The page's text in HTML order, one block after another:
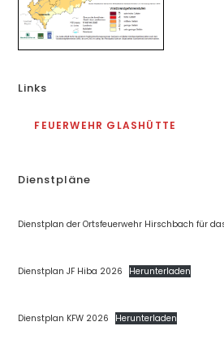
Links
FEUERWEHR GLASHÜTTE
Dienstpläne
Dienstplan der Ortsfeuerwehr Hirschbach für
Dienstplan JF Hiba 2026 Herunterladen
Dienstplan KFW 2026 Herunterladen